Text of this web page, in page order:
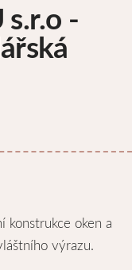
-
konstrukce oken a
výrazu.